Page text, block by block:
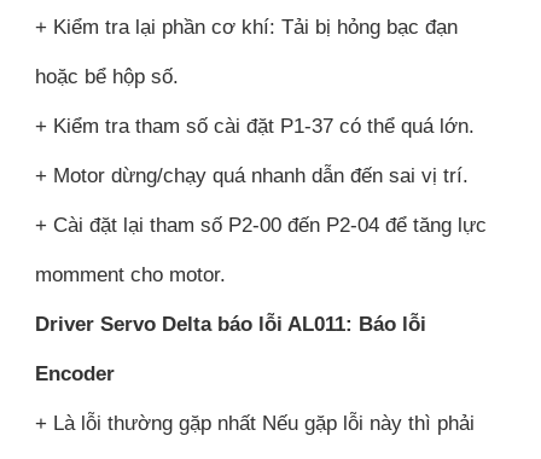
+ Kiểm tra lại phần cơ khí: Tải bị hỏng bạc đạn
hoặc bể hộp số.
+ Kiểm tra tham số cài đặt P1-37 có thể quá lớn.
+ Motor dừng/chạy quá nhanh dẫn đến sai vị trí.
+ Cài đặt lại tham số P2-00 đến P2-04 để tăng lực
momment cho motor.
Driver Servo Delta báo lỗi AL011: Báo lỗi
Encoder
+ Là lỗi thường gặp nhất Nếu gặp lỗi này thì phải